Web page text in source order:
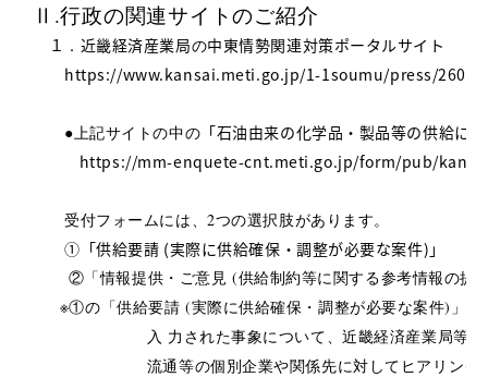
Ⅱ.行政の関連サイトのご紹介
１ ． 近畿経済産業局の中東情勢関連対策ポータルサイト
https://www.kansai.meti.go.jp/1-1soumu/press/
●上記サイトの中の 「石油由来の化学品・製品等の供給に
https://mm-enquete-cnt.meti.go.jp/form/pub/
受付フォームには、2つの選択肢があります。
①「供給要請 (実際に供給確保・調整が必要な案件)」
　 ②「情報提供・ご意見 (供給制約等に関する参考情報の提
※①の「供給要請 (実際に供給確保・調整が必要な案件)」
入 力された事象について、近畿経済産業
流通等の個別企業や関係先に対してヒアリ